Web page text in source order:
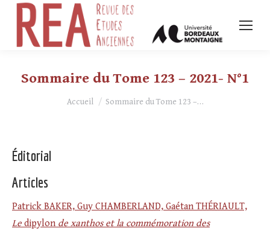
Sommaire du Tome 123 – 2021- N°1
Vous êtes ici :
Accueil Sommaire du Tome 123 –…
Éditorial
Articles
Patrick BAKER, Guy CHAMBERLAND, Gaétan THÉRIAULT,
Le dipylon de xanthos et la commémoration des